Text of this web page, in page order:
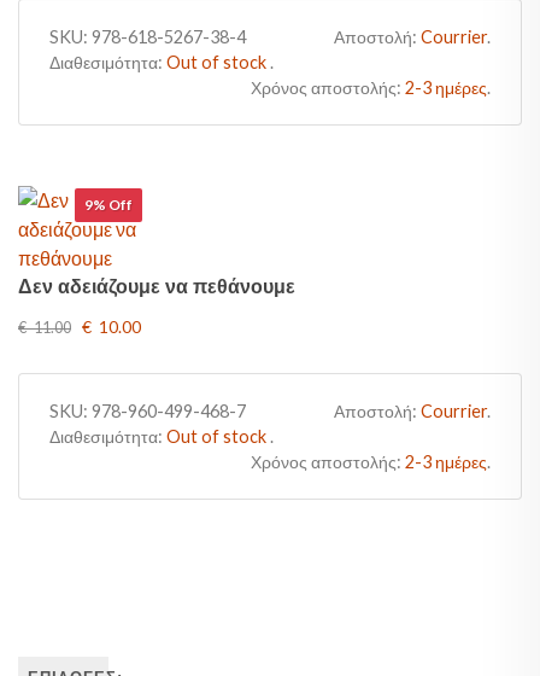
SKU: 978-618-5267-38-4 Αποστολή: Courrier.
Διαθεσιμότητα: Out of stock.
Χρόνος αποστολής: 2-3 ημέρες.
9% Off
Δεν αδειάζουμε να πεθάνουμε
€ 11.00 € 10.00
SKU: 978-960-499-468-7 Αποστολή: Courrier.
Διαθεσιμότητα: Out of stock.
Χρόνος αποστολής: 2-3 ημέρες.